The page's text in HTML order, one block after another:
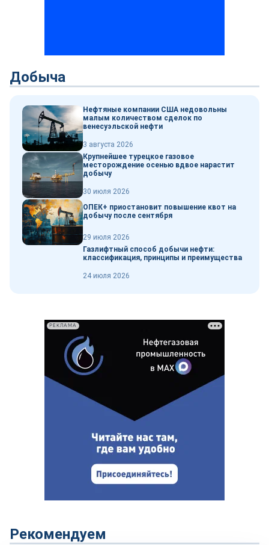
Добыча
Нефтяные компании США недовольны
малым количеством сделок по
венесуэльской нефти
3 августа 2026
Крупнейшее турецкое газовое
месторождение осенью вдвое нарастит
добычу
30 июля 2026
ОПЕК+ приостановит повышение квот на
добычу после сентября
29 июля 2026
Газлифтный способ добычи нефти:
классификация, принципы и преимущества
24 июля 2026
РЕКЛАМА
Рекомендуем
Рынок